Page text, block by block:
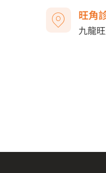
旺角
九龍